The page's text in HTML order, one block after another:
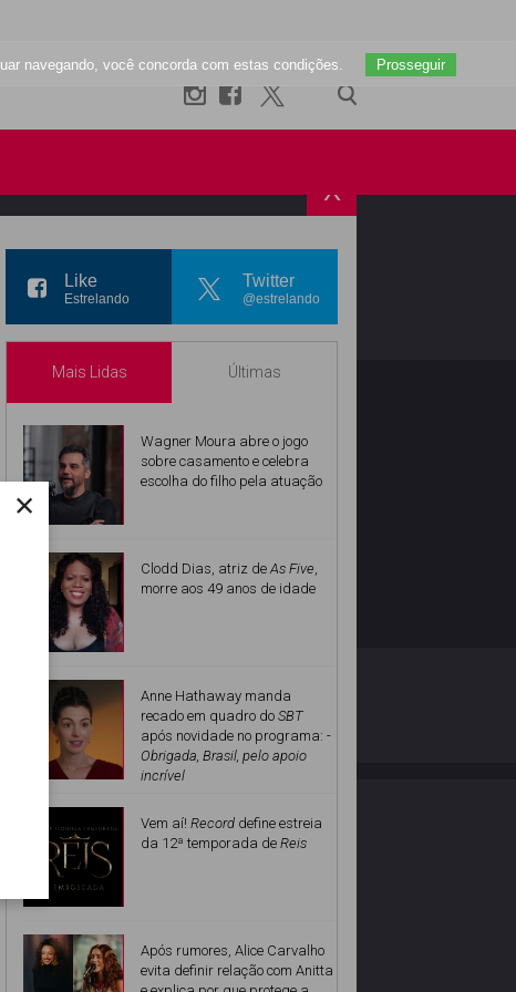
×
navegando, você concorda com estas condições. Prosseguir
X
Like
Estrelando
Twitter
@estrelando
Mais Lidas Últimas
Wagner Moura abre o jogo
sobre casamento e celebra
escolha do filho pela atuação
Clodd Dias, atriz deAs Five,
morre aos 49 anos de idade
Anne Hathaway manda
recado em quadro do SBT
após novidade no programa: -
Obrigada, Brasil, pelo apoio
incrível
Vem aí! Record define estreia
da 12ª temporada de Reis
Após rumores, Alice Carvalho
evita definir relação com Anitta
INSTAGRAM
NO ESTRELANDO
Desenvolvido por